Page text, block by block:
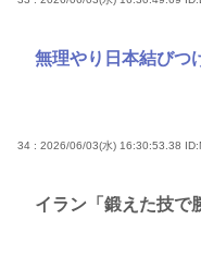
無理やり日本結びつ
34 : 2026/06/03(水) 16:30:53.38
イラン「鍛えた技で